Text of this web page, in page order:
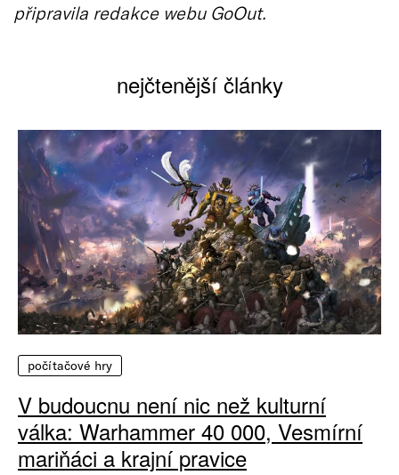
připravila redakce webu GoOut.
nejčtenější články
počítačové hry
V budoucnu není nic než kulturní
válka: Warhammer 40 000, Vesmírní
mariňáci a krajní pravice